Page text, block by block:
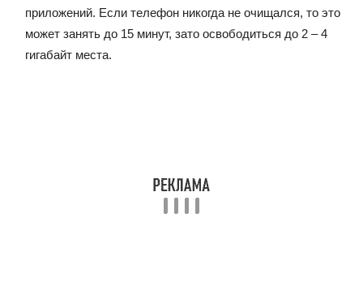
приложений. Если телефон никогда не очищался, то это
может занять до 15 минут, зато освободиться до 2 – 4
гигабайт места.